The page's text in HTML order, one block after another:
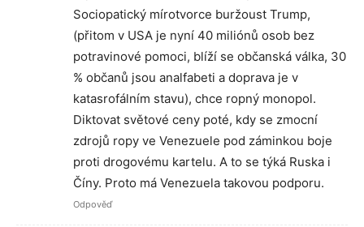
Sociopatický mírotvorce buržoust Trump,
(přitom v USA je nyní 40 miliónů osob bez
potravinové pomoci, blíží se občanská válka, 30
% občanů jsou analfabeti a doprava je v
katasrofálním stavu), chce ropný monopol.
Diktovat světové ceny poté, kdy se zmocní
zdrojů ropy ve Venezuele pod záminkou boje
proti drogovému kartelu. A to se týká Ruska i
Číny. Proto má Venezuela takovou podporu.
Odpověď